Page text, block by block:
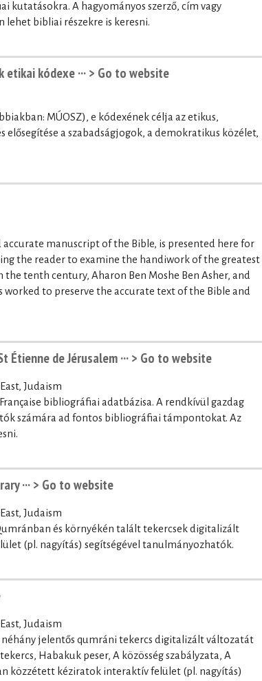
kutatásokra. A hagyományos szerző, cím vagy
lehet bibliai részekre is keresni.
kódexe ···> Go to website
MÚOSZ), e kódexének célja az etikus,
elősegítése a szabadságjogok, a demokratikus közélet,
manuscript of the Bible, is presented here for
the reader to examine the handiwork of the greatest
tenth century, Aharon Ben Moshe Ben Asher, and
to preserve the accurate text of the Bible and
de Jérusalem ··· > Go to website
Judaism
bibliográfiai adatbázisa. A rendkívül gazdag
számára ad fontos bibliográfiai támpontokat. Az
··· > Go to website
Judaism
és környékén talált tekercsek digitalizált
(pl. nagyítás) segítségével tanulmányozhatók.
Judaism
jelentős qumráni tekercs digitalizált változatát
Habakuk peser, A közösség szabályzata, A
közzétett kéziratok interaktív felület (pl. nagyítás)